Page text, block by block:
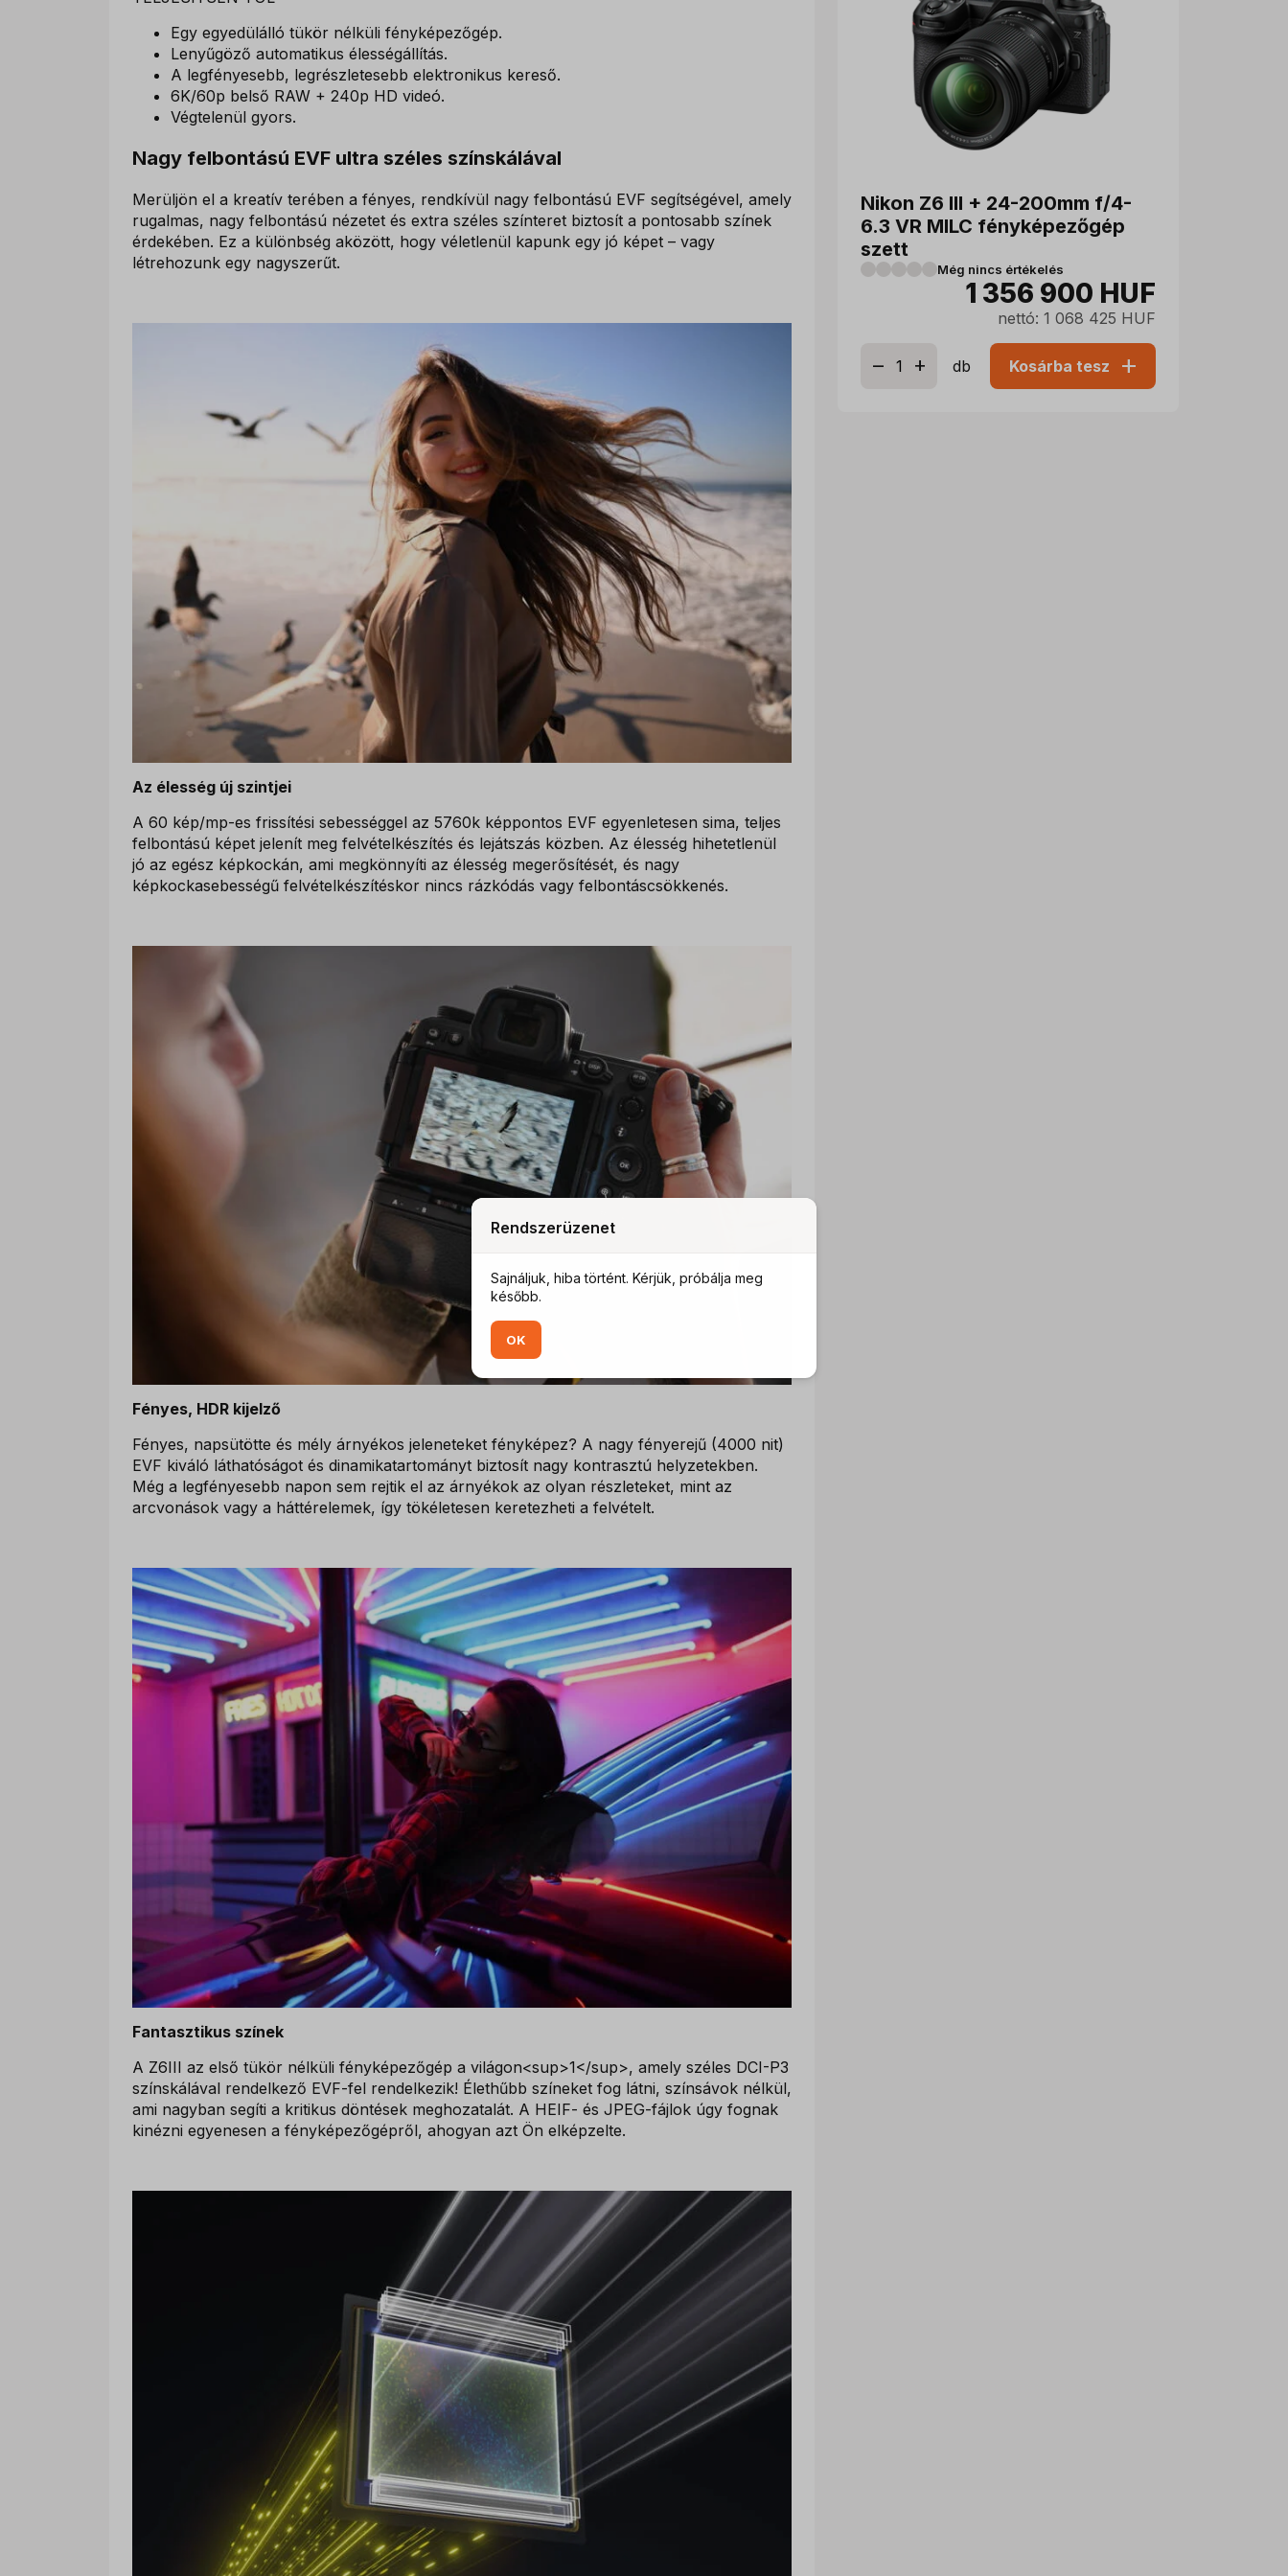
Egy egyedülálló tükör nélküli fényképezőgép.
Lenyűgöző automatikus élességállítás.
A legfényesebb, legrészletesebb elektronikus kereső.
6K/60p belső RAW + 240p HD videó.
Végtelenül gyors.
Nagy felbontású EVF ultra széles színskálával
Merüljön el a kreatív terében a fényes, rendkívül nagy felbontású EVF segítségével, amely
rugalmas, nagy felbontású nézetet és extra széles színteret biztosít a pontosabb színek
érdekében. Ez a különbség aközött, hogy véletlenül kapunk egy jó képet – vagy
létrehozunk egy nagyszerűt.
Az élesség új szintjei
A 60 kép/mp-es frissítési sebességgel az 5760k képpontos EVF egyenletesen sima, teljes
felbontású képet jelenít meg felvételkészítés és lejátszás közben. Az élesség hihetetlenül
jó az egész képkockán, ami megkönnyíti az élesség megerősítését, és nagy
képkockasebességű felvételkészítéskor nincs rázkódás vagy felbontáscsökkenés.
Fényes, HDR kijelző
Fényes, napsütötte és mély árnyékos jeleneteket fényképez? A nagy fényerejű (4000 nit)
EVF kiváló láthatóságot és dinamikatartományt biztosít nagy kontrasztú helyzetekben.
Még a legfényesebb napon sem rejtik el az árnyékok az olyan részleteket, mint az
arcvonások vagy a háttérelemek, így tökéletesen keretezheti a felvételt.
Fantasztikus színek
A Z6III az első tükör nélküli fényképezőgép a világon<sup>1</sup>, amely széles DCI-P3
színskálával rendelkező EVF-fel rendelkezik! Élethűbb színeket fog látni, színsávok nélkül,
ami nagyban segíti a kritikus döntések meghozatalát. A HEIF- és JPEG-fájlok úgy fognak
kinézni egyenesen a fényképezőgépről, ahogyan azt Ön elképzelte.
Nikon Z6 III + 24-200mm f/4-
6.3 VR MILC fényképezőgép
szett
Még nincs értékelés
1 356 900 HUF
nettó: 1 068 425 HUF
db Kosárba tesz add
Rendszerüzenet
Sajnáljuk, hiba történt. Kérjük, próbálja meg
később.
OK